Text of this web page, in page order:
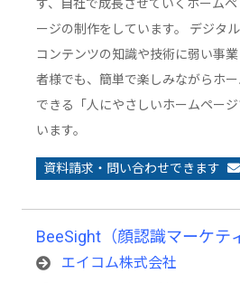
す、自社で成長させていくホームペ
ージの制作をしています。 デジタル
コンテンツの知識や技術に弱い事業
者様でも、簡単で楽しみながらホ
できる「人にやさしいホームペー
います。
資料請求・問い合わせできます
BeeSight（顔認識マーケテ
エイコム株式会社